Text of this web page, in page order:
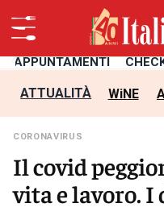
APPUNTAMENTI
ATTUALITÀ WiNE
CORONAVIRUS
Il covid
vita e lavoro.